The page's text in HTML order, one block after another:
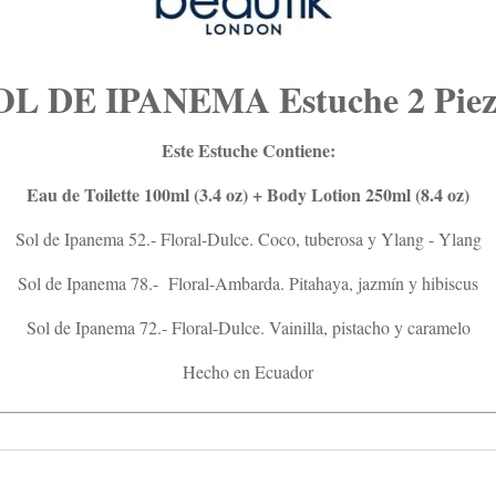
DE IPANEMA Estuche 2
Este Estuche Contiene:
Eau de Toilette 100ml (3.4 oz) + Body Lotion 250ml (8.4 oz)
Sol de Ipanema 52.- Floral-Dulce. Coco, tuberosa y Ylang - Ylang
Sol de Ipanema 78.- Floral-Ambarda. Pitahaya, jazmín y hibiscus
Sol de Ipanema 72.- Floral-Dulce. Vainilla, pistacho y caramelo
Hecho en Ecuador